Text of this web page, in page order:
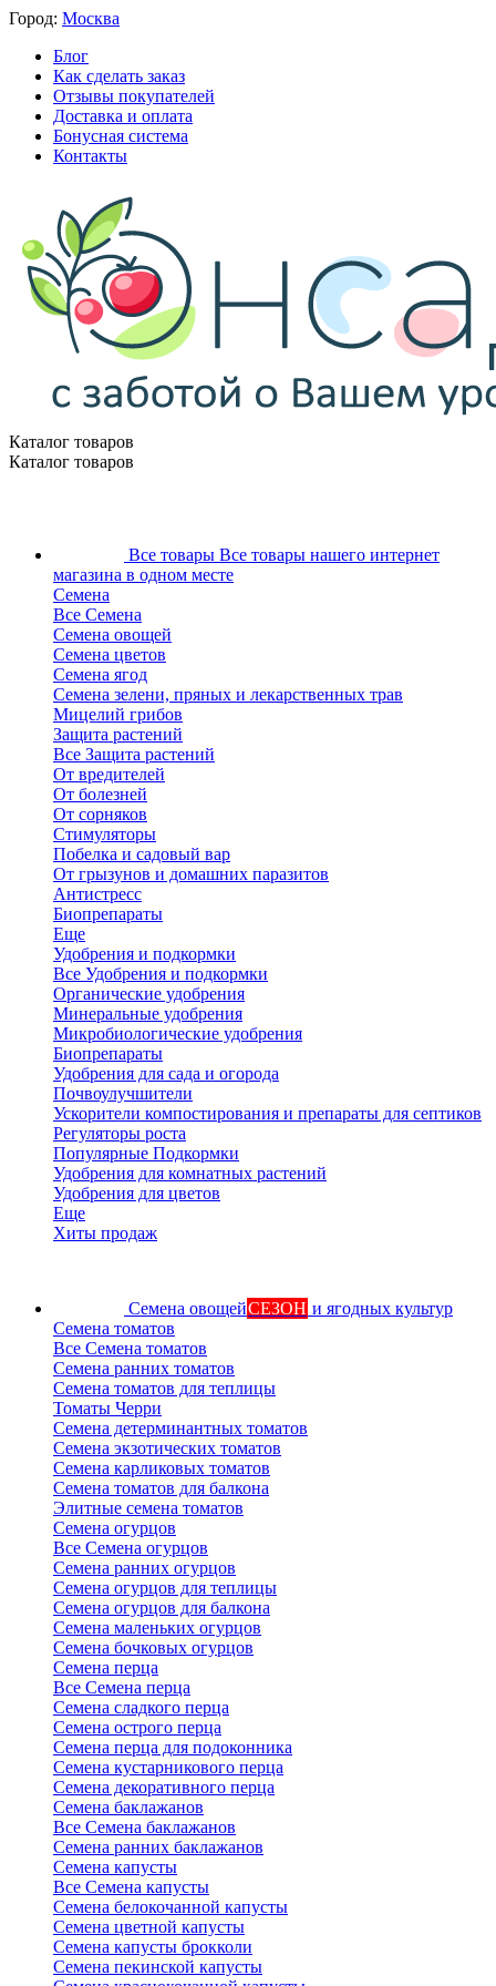
Город: Москва
Блог
Как сделать заказ
Отзывы покупателей
Доставка и оплата
Бонусная система
Контакты
Каталог товаров
Каталог товаров
Все товары Все товары нашего интернет
магазина в одном месте
Семена
Все Семена
Семена овощей
Семена цветов
Семена ягод
Семена зелени, пряных и лекарственных трав
Мицелий грибов
Защита растений
Все Защита растений
От вредителей
От болезней
От сорняков
Стимуляторы
Побелка и садовый вар
От грызунов и домашних паразитов
Антистресс
Биопрепараты
Еще
Удобрения и подкормки
Все Удобрения и подкормки
Органические удобрения
Минеральные удобрения
Микробиологические удобрения
Биопрепараты
Удобрения для сада и огорода
Почвоулучшители
Ускорители компостирования и препараты для септиков
Регуляторы роста
Популярные Подкормки
Удобрения для комнатных растений
Удобрения для цветов
Еще
Хиты продаж
Семена овощейСЕЗОН и ягодных культур
Семена томатов
Все Семена томатов
Семена ранних томатов
Семена томатов для теплицы
Томаты Черри
Семена детерминантных томатов
Семена экзотических томатов
Семена карликовых томатов
Семена томатов для балкона
Элитные семена томатов
Семена огурцов
Все Семена огурцов
Семена ранних огурцов
Семена огурцов для теплицы
Семена огурцов для балкона
Семена маленьких огурцов
Семена бочковых огурцов
Семена перца
Все Семена перца
Семена сладкого перца
Семена острого перца
Семена перца для подоконника
Семена кустарникового перца
Семена декоративного перца
Семена баклажанов
Все Семена баклажанов
Семена ранних баклажанов
Семена капусты
Все Семена капусты
Семена белокочанной капусты
Семена цветной капусты
Семена капусты брокколи
Семена пекинской капусты